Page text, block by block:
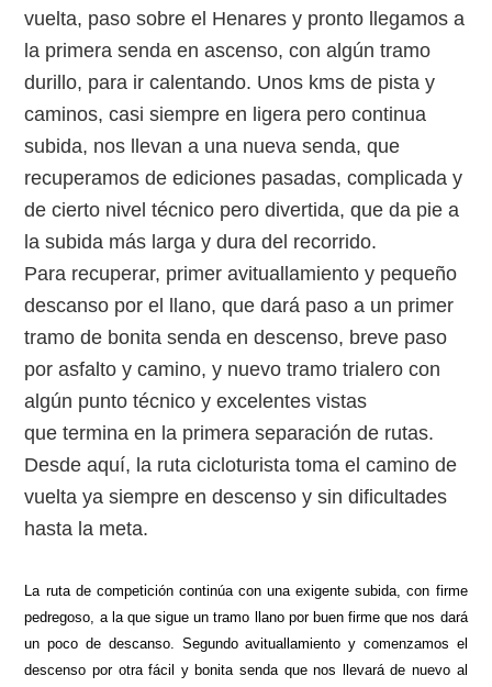
vuelta, paso sobre el Henares y pronto llegamos a
la primera senda en ascenso, con algún tramo
durillo, para ir calentando. Unos kms de pista y
caminos, casi siempre en ligera pero continua
subida, nos llevan a una nueva senda, que
recuperamos de ediciones pasadas, complicada y
de cierto nivel técnico pero divertida, que da pie a
la subida más larga y dura del recorrido.
Para recuperar, primer avituallamiento y pequeño
descanso por el llano, que dará paso a un primer
tramo de bonita senda en descenso, breve paso
por asfalto y camino, y nuevo tramo trialero con
algún punto técnico y excelentes vistas
que termina en la primera separación de rutas.
Desde aquí, la ruta cicloturista toma el camino de
vuelta ya siempre en descenso y sin dificultades
hasta la meta.
La ruta de competición continúa con una exigente subida, con firme
pedregoso, a la que sigue un tramo llano por buen firme que nos dará
un poco de descanso. Segundo avituallamiento y comenzamos el
descenso por otra fácil y bonita senda que nos llevará de nuevo al